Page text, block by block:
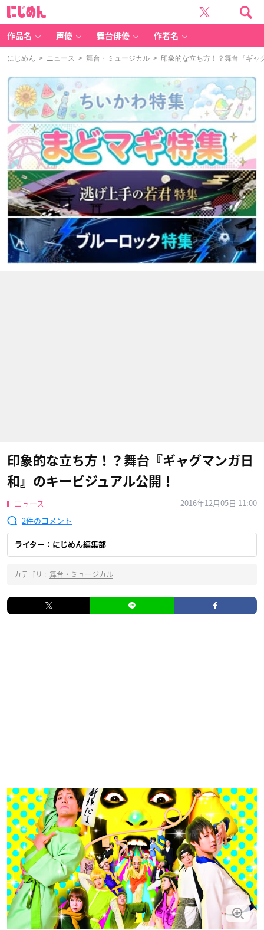
作品名 声優 舞台俳優 作者名
にじめん > ニュース > 舞台・ミュージカル > 印象的な立ち方！？舞台『ギャ
印象的な立ち方！？舞台『ギャグマンガ日
和』のキービジュアル公開！
ニュース
2016年12月05日 11:00
2
ライター：にじめん編集部
カテゴリ : 舞台・ミュージカル